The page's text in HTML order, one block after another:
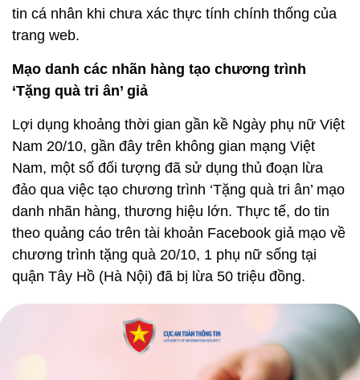
tin cá nhân khi chưa xác thực tính chính thống của
trang web.
Mạo danh các nhãn hàng tạo chương trình
‘Tặng quà tri ân’ giả
Lợi dụng khoảng thời gian gần kề Ngày phụ nữ Việt
Nam 20/10, gần đây trên không gian mạng Việt
Nam, một số đối tượng đã sử dụng thủ đoạn lừa
đảo qua việc tạo chương trình ‘Tặng quà tri ân’ mạo
danh nhãn hàng, thương hiệu lớn. Thực tế, do tin
theo quảng cáo trên tài khoản Facebook giả mạo về
chương trình tặng quà 20/10, 1 phụ nữ sống tại
quận Tây Hồ (Hà Nội) đã bị lừa 50 triệu đồng.